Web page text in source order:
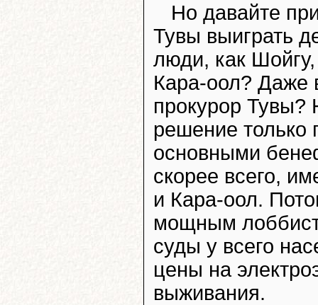
Но давайте
Тувы выиграть
люди, как
Кара-оол? Даже
прокурор Тувы?
решение только
основными
скорее всего,
и Кара-оол.
мощным
суды у всего
цены на
выживания.